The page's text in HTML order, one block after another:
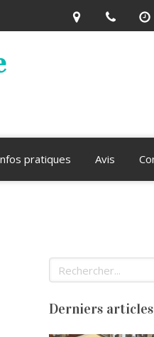
pratiques Avis
Rechercher
Derniers articles